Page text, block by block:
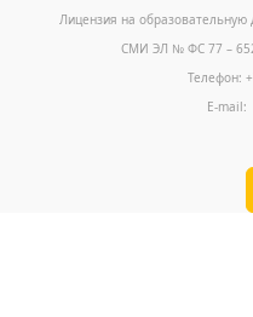
Лицензия на
СМИ ЭЛ № ФС 77 –
Телефон:
E-mail: